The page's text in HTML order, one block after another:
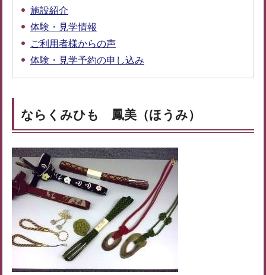
施設紹介
体験・見学情報
ご利用者様からの声
体験・見学予約の申し込み
ならくみひも 鳳美（ほうみ）